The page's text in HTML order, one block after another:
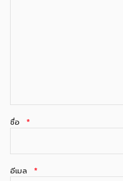
ชื่อ *
อีเมล *